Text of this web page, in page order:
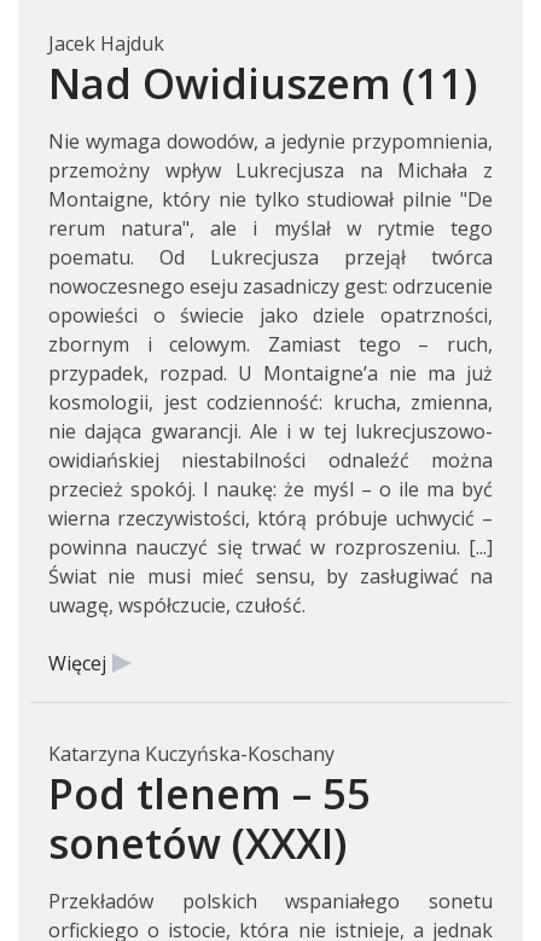
Jacek Hajduk
Nad Owidiuszem (11)
Nie wymaga dowodów, a jedynie przypomnienia,
przemożny wpływ Lukrecjusza na Michała z
Montaigne, który nie tylko studiował pilnie "De
rerum natura", ale i myślał w rytmie tego
poematu. Od Lukrecjusza przejął twórca
nowoczesnego eseju zasadniczy gest: odrzucenie
opowieści o świecie jako dziele opatrzności,
zbornym i celowym. Zamiast tego – ruch,
przypadek, rozpad. U Montaigne’a nie ma już
kosmologii, jest codzienność: krucha, zmienna,
nie dająca gwarancji. Ale i w tej lukrecjuszowo-
owidiańskiej niestabilności odnaleźć można
przecież spokój. I naukę: że myśl – o ile ma być
wierna rzeczywistości, którą próbuje uchwycić –
powinna nauczyć się trwać w rozproszeniu. [...]
Świat nie musi mieć sensu, by zasługiwać na
uwagę, współczucie, czułość.
Więcej
Katarzyna Kuczyńska-Koschany
Pod tlenem – 55
sonetów (XXXI)
Przekładów polskich wspaniałego sonetu
orfickiego o istocie, która nie istnieje, a jednak